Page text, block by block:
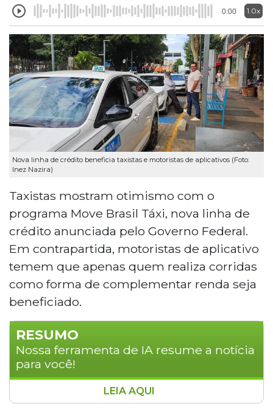
0:00 1.0x
Nova linha de crédito beneficia taxistas e motoristas de aplicativos (Foto:
Inez Nazira)
Taxistas mostram otimismo com o
programa Move Brasil Táxi, nova linha de
crédito anunciada pelo Governo Federal.
Em contrapartida, motoristas de aplicativo
temem que apenas quem realiza corridas
como forma de complementar renda seja
beneficiado.
RESUMO
Nossa ferramenta de IA resume a notícia
para você!
O programa Move Brasil Táxi, aprovado
LEIA AQUI